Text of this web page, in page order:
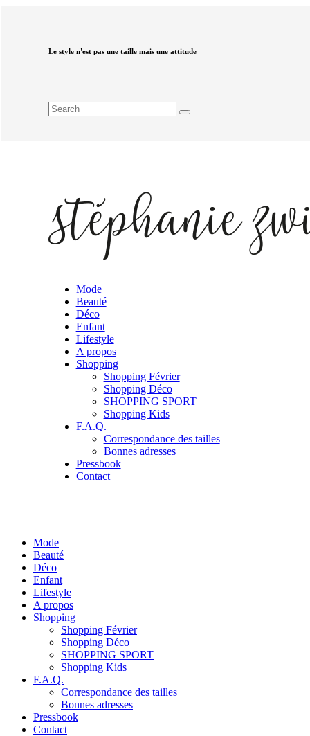
Le style n'est pas une taille mais une attitude
Mode
Beauté
Déco
Enfant
Lifestyle
A propos
Shopping
Shopping Février
Shopping Déco
SHOPPING SPORT
Shopping Kids
F.A.Q.
Correspondance des tailles
Bonnes adresses
Pressbook
Contact
Mode
Beauté
Déco
Enfant
Lifestyle
A propos
Shopping
Shopping Février
Shopping Déco
SHOPPING SPORT
Shopping Kids
F.A.Q.
Correspondance des tailles
Bonnes adresses
Pressbook
Contact